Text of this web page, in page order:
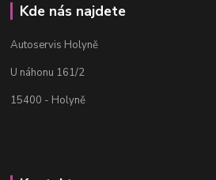
Kde nás najdete
Autoservis Holyně
U náhonu 161/2
15400 - Holyně